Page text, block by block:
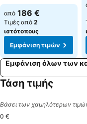
από 186 €
Τιμές από 2
ιστότοπους
Εμφάνιση τιμών
Εμφάνιση όλων των
Τάση τιμής
Βάσει των χαμηλότερων
0 €